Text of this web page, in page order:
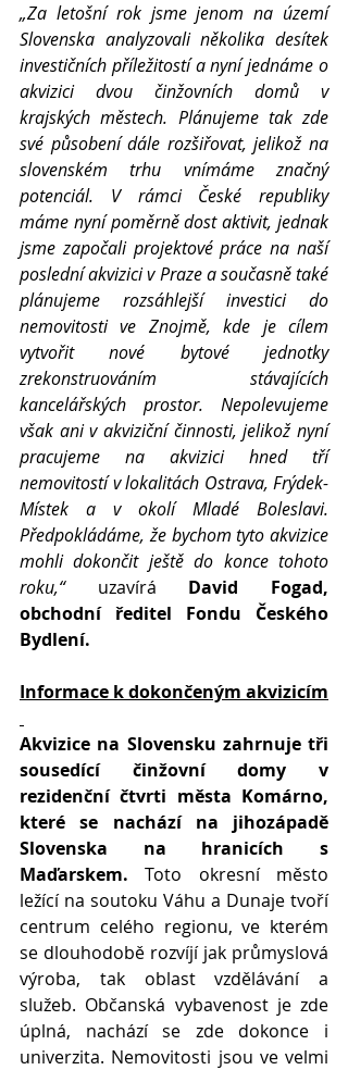
„Za letošní rok jsme jenom na území
Slovenska analyzovali několika desítek
investičních příležitostí a nyní jednáme o
akvizici dvou činžovních domů v
krajských městech. Plánujeme tak zde
své působení dále rozšiřovat, jelikož na
slovenském trhu vnímáme značný
potenciál. V rámci České republiky
máme nyní poměrně dost aktivit, jednak
jsme započali projektové práce na naší
poslední akvizici v Praze a současně také
plánujeme rozsáhlejší investici do
nemovitosti ve Znojmě, kde je cílem
vytvořit nové bytové jednotky
zrekonstruováním stávajících
kancelářských prostor. Nepolevujeme
však ani v akviziční činnosti, jelikož nyní
pracujeme na akvizici hned tří
nemovitostí v lokalitách Ostrava, Frýdek-
Místek a v okolí Mladé Boleslavi.
Předpokládáme, že bychom tyto akvizice
mohli dokončit ještě do konce tohoto
roku,“ uzavírá David Fogad,
obchodní ředitel Fondu Českého
Bydlení.
Informace k dokončeným akvizicím
Akvizice na Slovensku zahrnuje tři
sousedící činžovní domy v
rezidenční čtvrti města Komárno,
které se nachází na jihozápadě
Slovenska na hranicích s
Maďarskem. Toto okresní město
ležící na soutoku Váhu a Dunaje tvoří
centrum celého regionu, ve kterém
se dlouhodobě rozvíjí jak průmyslová
výroba, tak oblast vzdělávání a
služeb. Občanská vybavenost je zde
úplná, nachází se zde dokonce i
univerzita. Nemovitosti jsou ve velmi